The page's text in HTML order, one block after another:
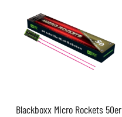
Blackboxx Micro Rockets 50er